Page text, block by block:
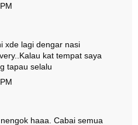
xde lagi dengar nasi
kat tempat saya
tapau selalu
haaa. Cabai semua